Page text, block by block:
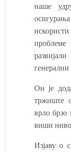
наше
Он је
тржиште
врло брзо
виши
Изјаву о